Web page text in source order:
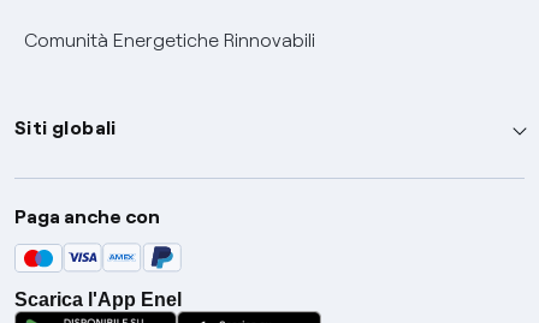
Comunità Energetiche Rinnovabili
Siti globali
Enel Group
Enel Green Power
Global Trading
Global Procurement
Paga anche con
Scarica l'App Enel